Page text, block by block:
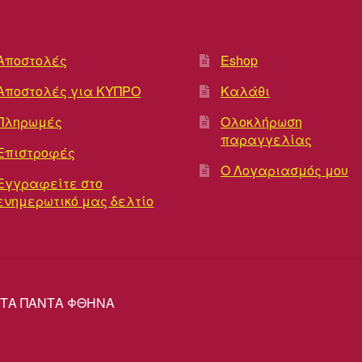
για ΚΥΠΡΟ
στο
μας δελτίο
Eshop
Καλάθι
Ολοκλήρωση
παραγγελίας
Ο Λογαριασμός μου
ΤΑ ΠΑΝΤΑ ΦΘΗΝΑ